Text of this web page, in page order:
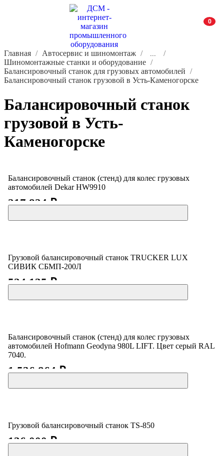
0
Главная Автосервис и шиномонтаж ...
Шиномонтажные станки и оборудование
Балансировочный станок для грузовых автомобилей
Балансировочный станок грузовой в Усть-Каменогорске
Балансировочный станок
грузовой в Усть-
Каменогорске
Балансировочный станок (стенд) для колес грузовых
автомобилей Dekar HW9910
217 824 ₽
Грузовой балансировочный станок TRUCKER LUX
СИВИК СБМП-200Л
524 135 ₽
Балансировочный станок (стенд) для колес грузовых
автомобилей Hofmann Geodyna 980L LIFT. Цвет серый RAL
7040.
1 536 864 ₽
Грузовой балансировочный станок TS-850
136 000 ₽